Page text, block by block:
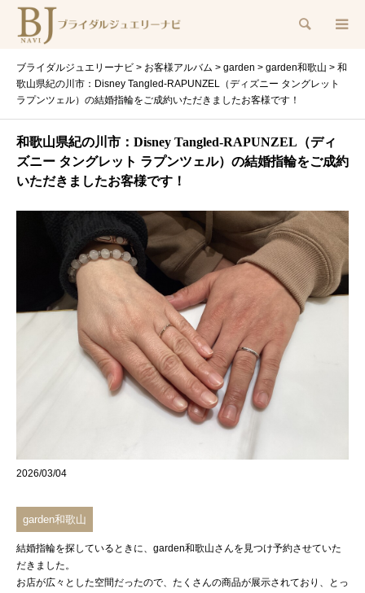
検索
ブライダルジュエリーナビ > お客様アルバム > garden > garden和歌山 > 和
歌山県紀の川市：Disney Tangled-RAPUNZEL（ディズニー タングレット
ラプンツェル）の結婚指輪をご成約いただきましたお客様です！
和歌山県紀の川市：Disney Tangled-RAPUNZEL（ディ
ズニー タングレット ラプンツェル）の結婚指輪をご成約
いただきましたお客様です！
2026/03/04
garden和歌山
結婚指輪を探しているときに、 garden和歌山さんを見つけ予約させていた
だきました。
お店が広々とした空間だったので、たくさんの商品が展示されており、とっ